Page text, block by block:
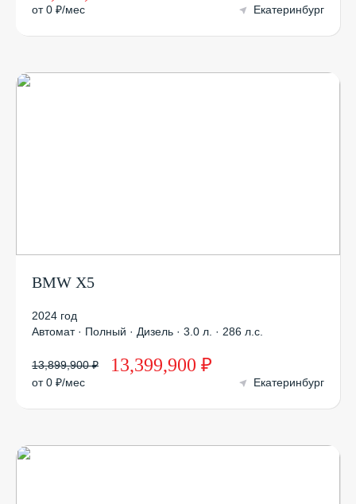
от 0 ₽/мес Екатеринбург
BMW X5
2024 год
Автомат · Полный · Дизель · 3.0 л. · 286 л.с.
13,899,900 ₽ 13,399,900 ₽
от 0 ₽/мес Екатеринбург